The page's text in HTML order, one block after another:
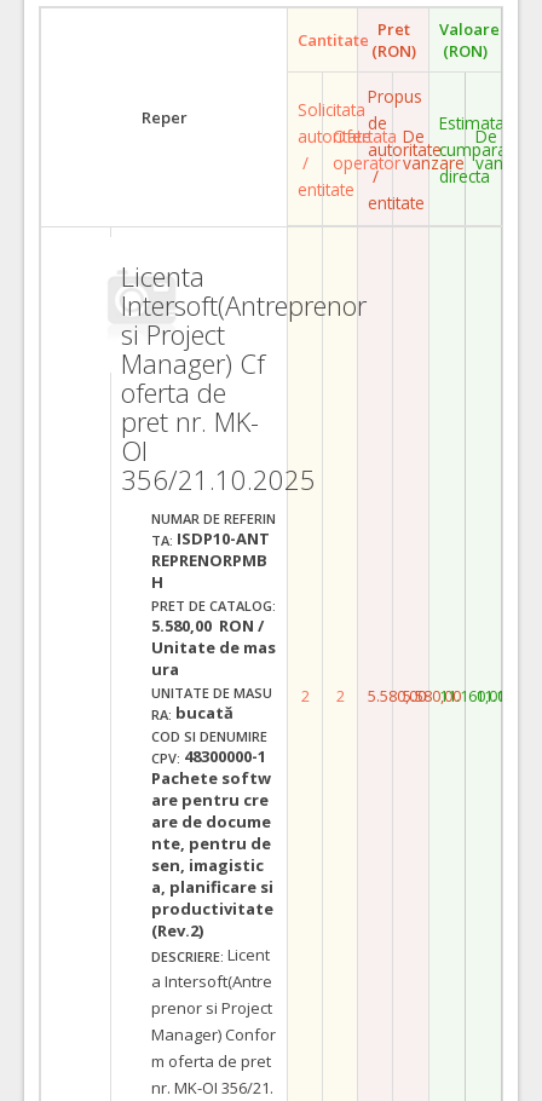
Reper
Cantitate Pret
(RON)
Valoare
(RON)
Solicitata
autoritate
/
entitate
Ofertata
operator
Propus
de
autoritate
/
entitate
De
vanzare
Estimata
cumparare
directa
De
vanzare
Licenta
Intersoft(Antreprenor
si Project
Manager) Cf
oferta de
pret nr. MK-
OI
356/21.10.2025
NUMAR DE REFERIN
TA: ISDP10-ANT
REPRENORPMB
H
PRET DE CATALOG:
5.580,00 RON /
Unitate de mas
ura
UNITATE DE MASU
RA: bucată
COD SI DENUMIRE
CPV: 48300000-1
Pachete softw
are pentru cre
are de docume
nte, pentru de
sen, imagistic
a, planificare si
productivitate
(Rev.2)
DESCRIERE: Licent
a Intersoft(Antre
prenor si Project
Manager) Confor
m oferta de pret
nr. MK-OI 356/21.
2 2 5.580,005.580,0011.160,00